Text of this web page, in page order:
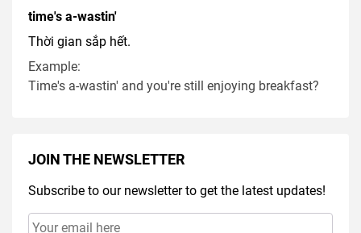
time's a-wastin'
Thời gian sắp hết.
Example:
Time's a-wastin' and you're still enjoying breakfast?
JOIN THE NEWSLETTER
Subscribe to our newsletter to get the latest updates!